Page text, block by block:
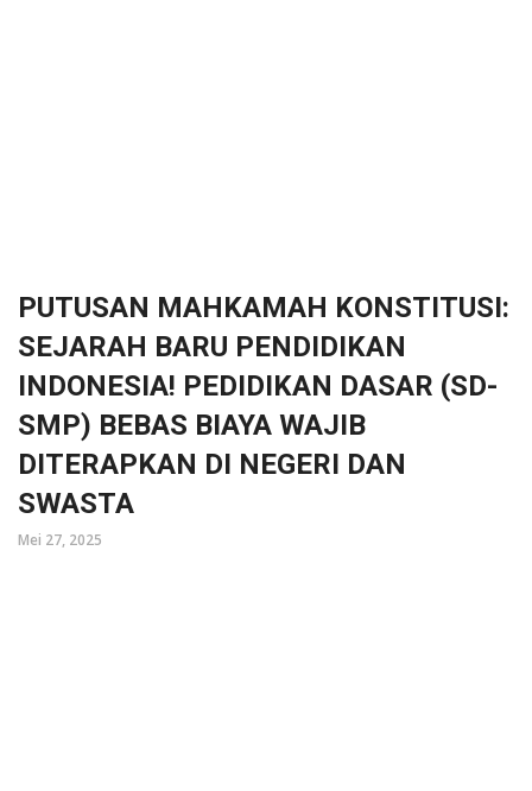
PUTUSAN MAHKAMAH KONSTITUSI:
SEJARAH BARU PENDIDIKAN
INDONESIA! PEDIDIKAN DASAR (SD-
SMP) BEBAS BIAYA WAJIB
DITERAPKAN DI NEGERI DAN
SWASTA
Mei 27, 2025